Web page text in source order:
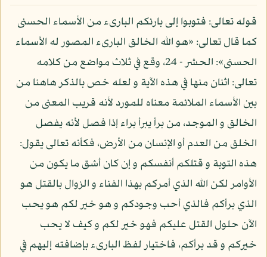
قوله تعالى: فتوبوا إلى بارئكم البارىء من الأسماء الحسنى
كما قال تعالى: «هو الله الخالق البارىء المصور له الأسماء
الحسنى»: الحشر - 24، وقع في ثلاث مواضع من كلامه
تعالى: اثنان منها في هذه الآية و لعله خص بالذكر هاهنا من
بين الأسماء الملائمة معناه للمورد لأنه قريب المعنى من
الخالق و الموجد، من برأ يبرأ براء إذا فصل لأنه يفصل
الخلق من العدم أو الإنسان من الأرض، فكأنه تعالى يقول:
هذه التوبة و قتلكم أنفسكم و إن كان أشق ما يكون من
الأوامر لكن الله الذي أمركم بهذا الفناء و الزوال بالقتل هو
الذي برأكم فالذي أحب وجودكم و هو خير لكم هو يحب
الآن حلول القتل عليكم فهو خير لكم و كيف لا يحب
خيركم و قد برأكم، فاختيار لفظ البارىء بإضافته إليهم في